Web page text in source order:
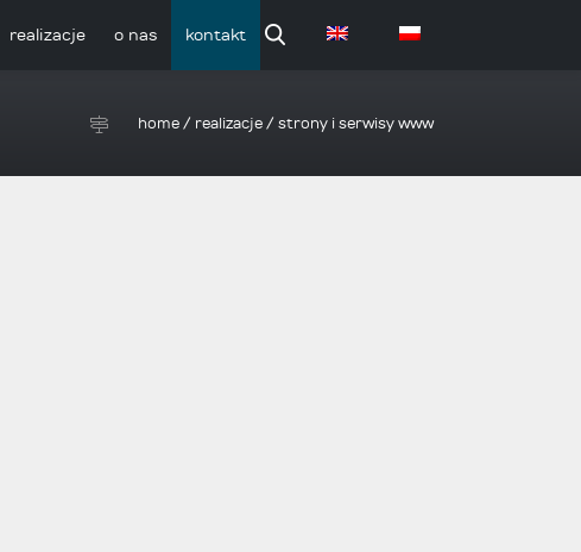
realizacje o nas kontakt
home/ realizacje/strony i serwisy www